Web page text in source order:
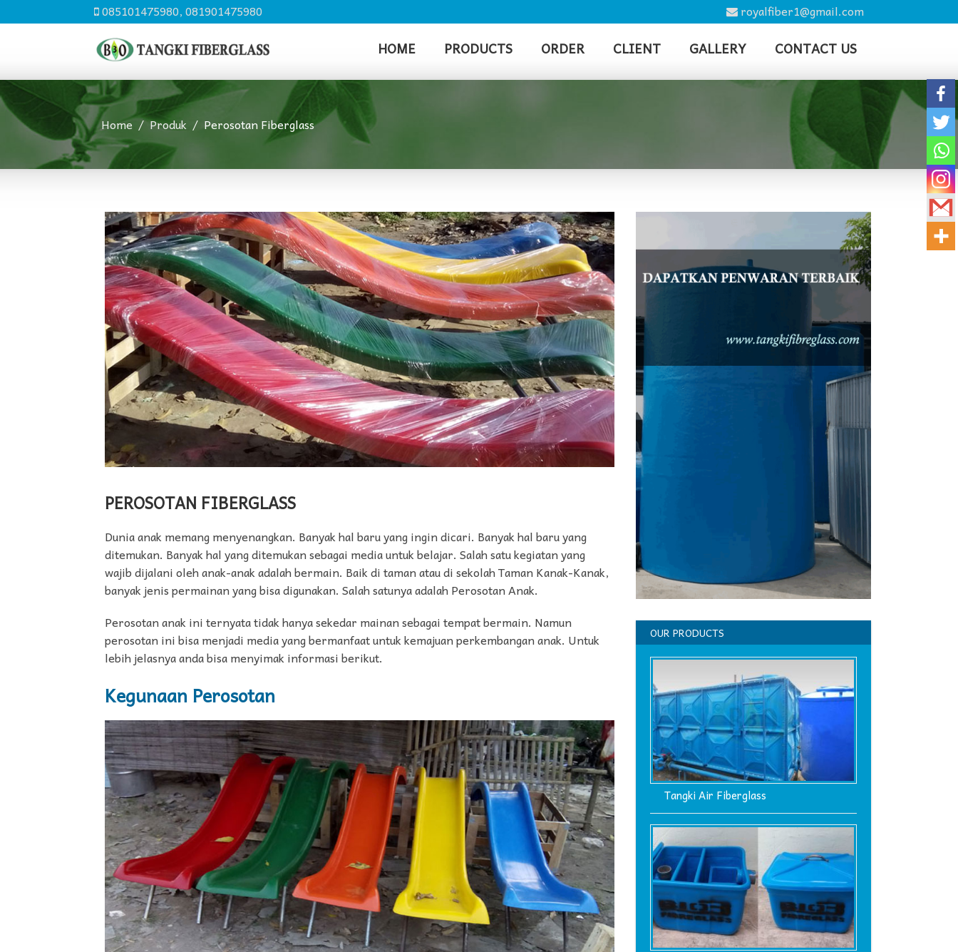
085101475980, 081901475980 royalfiber1@gmail.com
HOME PRODUCTS ORDER CLIENT GALLERY CONTACT US
Home Produk Perosotan Fiberglass
PEROSOTAN FIBERGLASS
Dunia anak memang menyenangkan. Banyak hal baru yang ingin dicari. Banyak hal baru yang
ditemukan. Banyak hal yang ditemukan sebagai media untuk belajar. Salah satu kegiatan yang
wajib dijalani oleh anak-anak adalah bermain. Baik di taman atau di sekolah Taman Kanak-Kanak,
banyak jenis permainan yang bisa digunakan. Salah satunya adalah Perosotan Anak.
Perosotan anak ini ternyata tidak hanya sekedar mainan sebagai tempat bermain. Namun
perosotan ini bisa menjadi media yang bermanfaat untuk kemajuan perkembangan anak. Untuk
lebih jelasnya anda bisa menyimak informasi berikut.
Kegunaan Perosotan
OUR PRODUCTS
Tangki Air Fiberglass